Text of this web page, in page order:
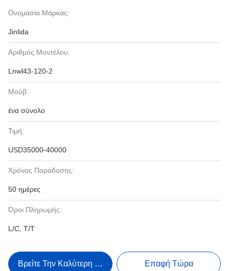
Ονομασία Μάρκας:
Jinlida
Αριθμός Μοντέλου:
Lnwl43-120-2
Μούβ:
ένα σύνολο
Τιμή:
USD35000-40000
Χρόνος Παράδοσης:
50 ημέρες
Όροι Πληρωμής:
L/C, T/T
Βρείτε Την Καλύτερη Τιμή Επαφή Τώρα